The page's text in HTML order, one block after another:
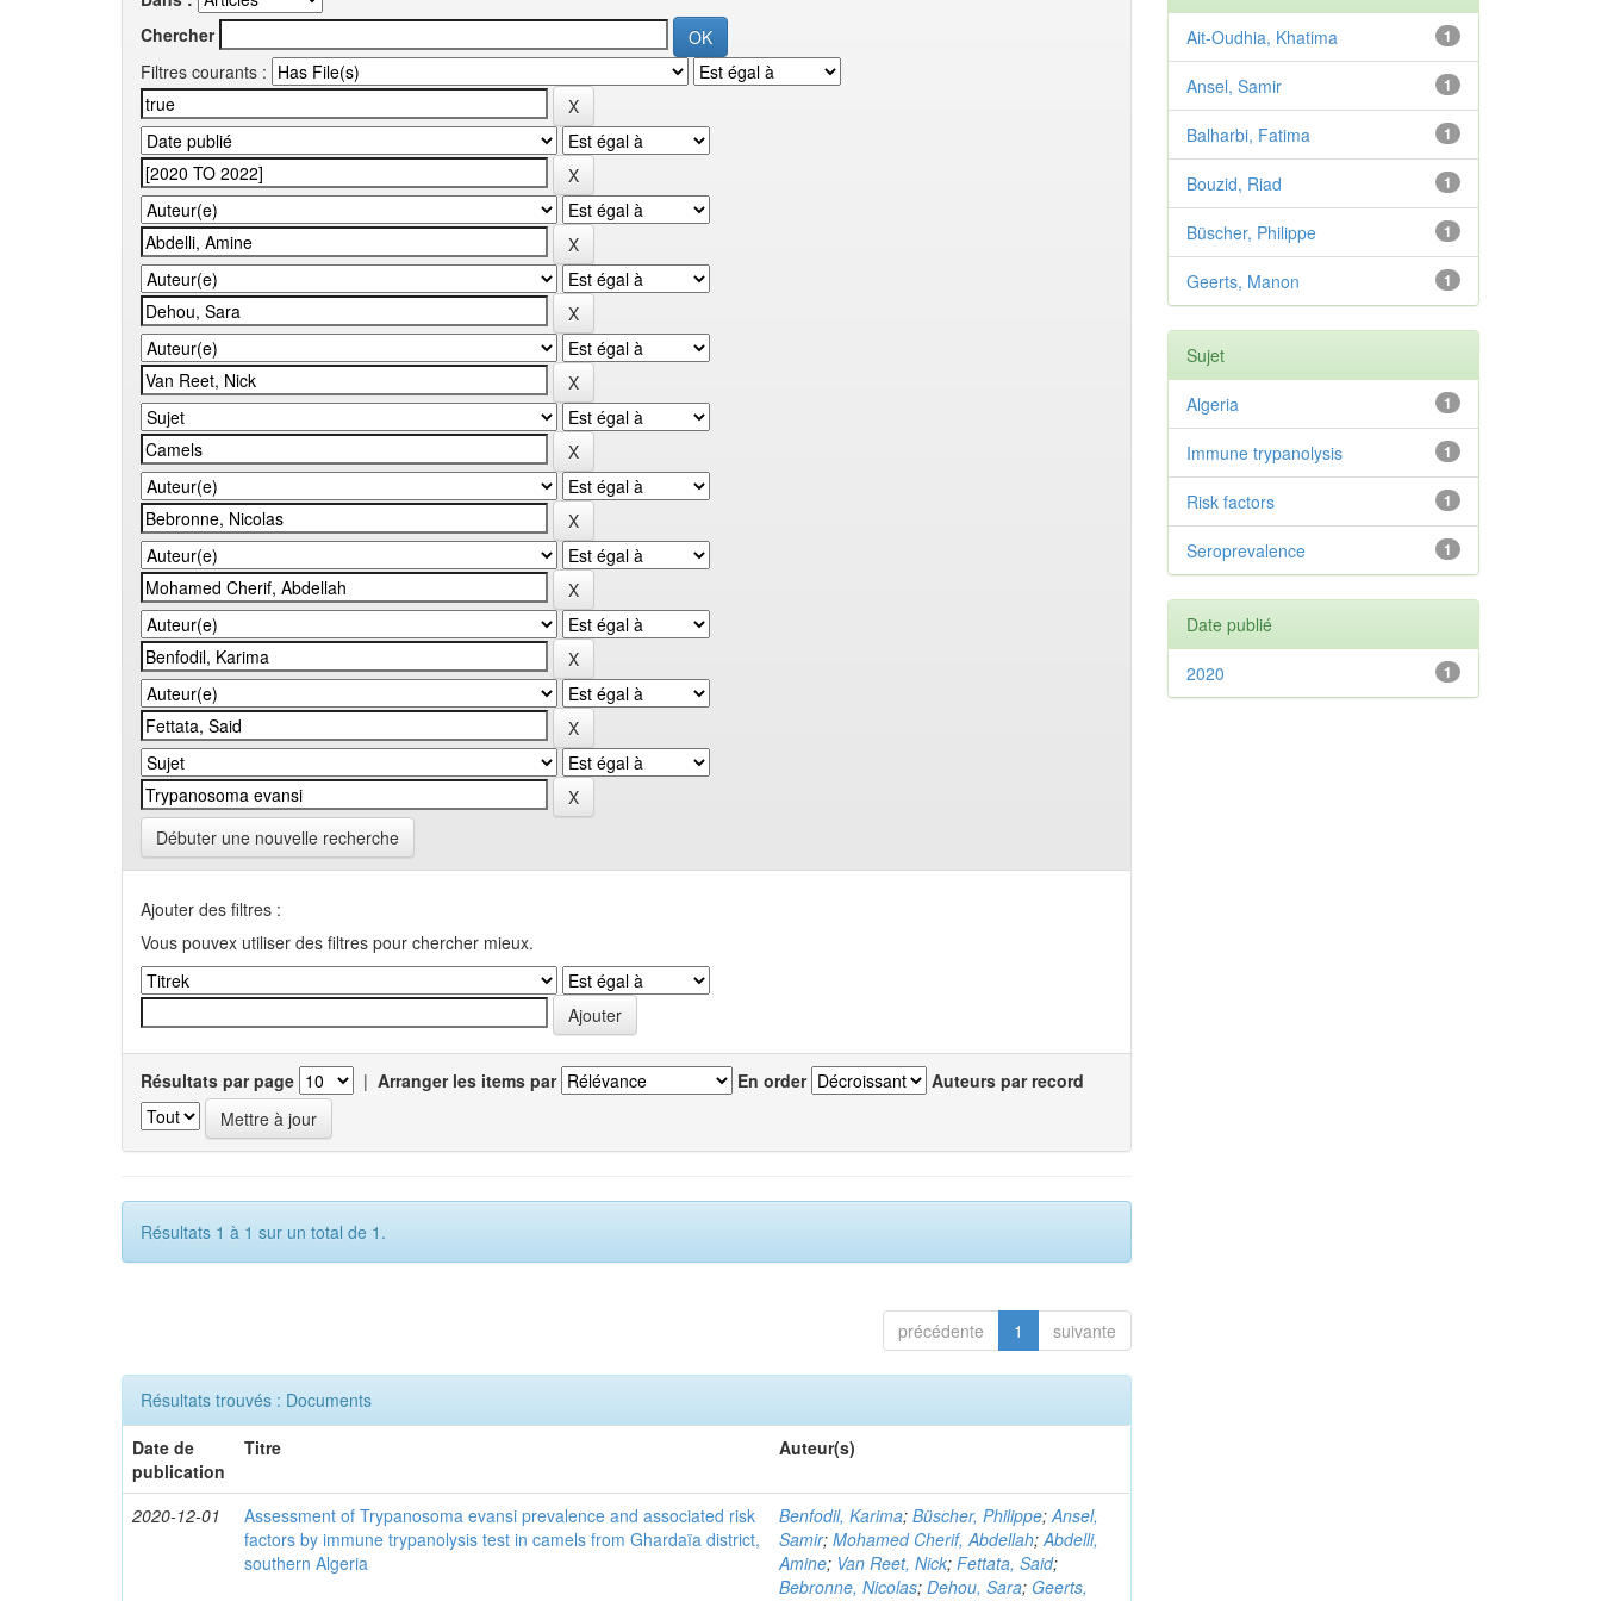
Chercher
Filtres courants :
Débuter une nouvelle recherche
Ajouter des filtres :
Vous pouvex utiliser des filtres pour chercher mieux.
Résultats par page | Arranger les items par En order Auteurs par record
Résultats 1 à 1 sur un total de 1.
précédente 1 suivante
Résultats trouvés : Documents
Date de
publication
Titre Auteur(s)
2020-12-01
Assessment of Trypanosoma evansi prevalence and associated risk
factors by immune trypanolysis test in camels from Ghardaïa district,
southern Algeria
Benfodil, Karima;Büscher, Philippe;Ansel,
Samir;Mohamed Cherif, Abdellah;Abdelli,
Amine; Van Reet, Nick;Fettata, Said;
Bebronne, Nicolas;Dehou, Sara; Geerts,
1
Ait-Oudhia, Khatima
1
Ansel, Samir
1
Balharbi, Fatima
1
Bouzid, Riad
1
Büscher, Philippe
1
Geerts, Manon
Sujet
1
Algeria
1
Immune trypanolysis
1
Risk factors
1
Seroprevalence
Date publié
1
2020